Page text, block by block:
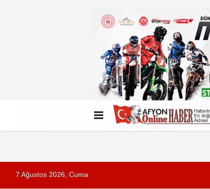
Künye İletişim Çerez Politikası
7 Ağustos 2026, Cuma